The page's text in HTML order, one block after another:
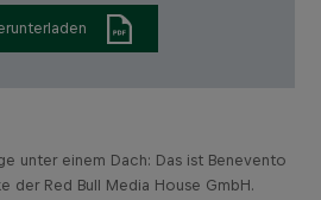
unter einem Dach: Das ist Benevento
der Red Bull Media House GmbH.